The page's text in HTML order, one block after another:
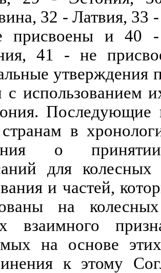
32 - Латвия,
и 40 -
41 - не
утверждения
с использованием
Последующие
в
о
для колесных
и частей,
на
взаимного
на основе
к этому